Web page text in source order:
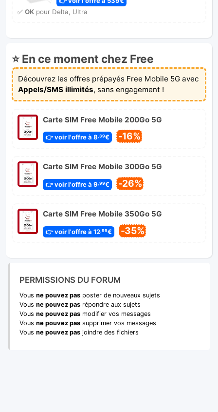
✅ OKpour Delta, Ultra
⭐ En ce moment chez Free
Découvrez les offres prépayés Free Mobile 5G avec
Appels/SMS illimités, sans engagement !
Carte SIM Free Mobile 200Go 5G
👉 voir l'offre à 8 ,39€ -16%
Carte SIM Free Mobile 300Go 5G
👉 voir l'offre à 9 ,99€ -26%
Carte SIM Free Mobile 350Go 5G
👉 voir l'offre à 12,99€ -35%
PERMISSIONS DU FORUM
Vous ne pouvez pas poster de nouveaux sujets
Vous ne pouvez pas répondre aux sujets
Vous ne pouvez pas modifier vos messages
Vous ne pouvez pas supprimer vos messages
Vous ne pouvez pas joindre des fichiers